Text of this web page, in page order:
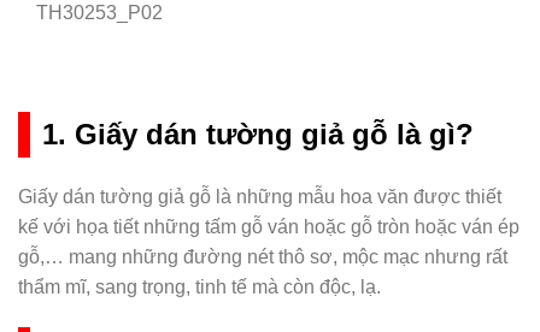
TH30253_P02
1. Giấy dán tường giả gỗ là gì?
Giấy dán tường giả gỗ là những mẫu hoa văn được thiết
kế với họa tiết những tấm gỗ ván hoặc gỗ tròn hoặc ván ép
gỗ,… mang những đường nét thô sơ, mộc mạc nhưng rất
thẩm mĩ, sang trọng, tinh tế mà còn độc, lạ.